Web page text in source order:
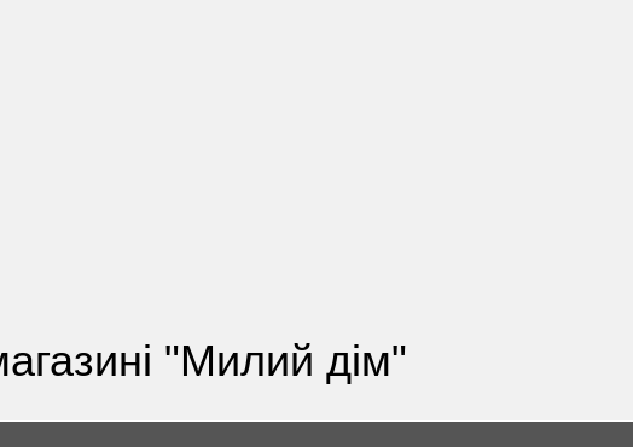
"Милий дім"